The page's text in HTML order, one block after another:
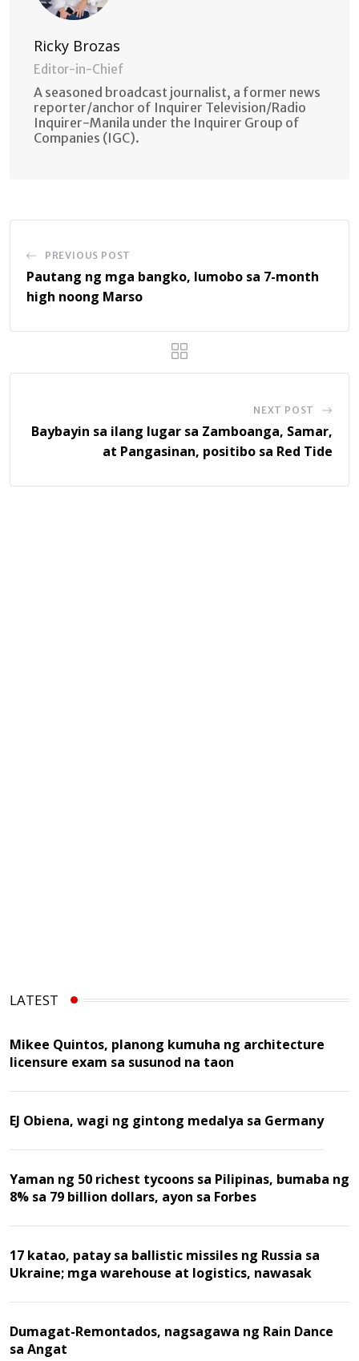
Ricky Brozas
Editor-in-Chief
A seasoned broadcast journalist, a former news
reporter/anchor of Inquirer Television/Radio
Inquirer-Manila under the Inquirer Group of
Companies (IGC).
PREVIOUS POST
Pautang ng mga bangko, lumobo sa 7-month
high noong Marso
NEXT POST
Baybayin sa ilang lugar sa Zamboanga, Samar,
at Pangasinan, positibo sa Red Tide
LATEST
Mikee Quintos, planong kumuha ng architecture
licensure exam sa susunod na taon
EJ Obiena, wagi ng gintong medalya sa Germany
Yaman ng 50 richest tycoons sa Pilipinas, bumaba ng
8% sa 79 billion dollars, ayon sa Forbes
17 katao, patay sa ballistic missiles ng Russia sa
Ukraine; mga warehouse at logistics, nawasak
Dumagat-Remontados, nagsagawa ng Rain Dance
sa Angat